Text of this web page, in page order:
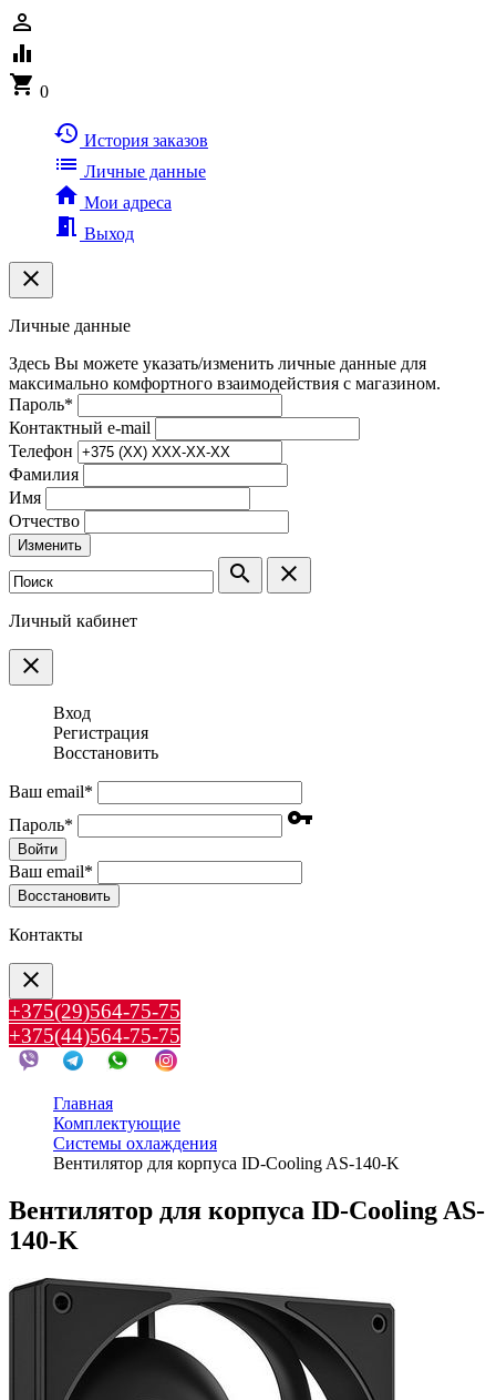
person_outline
equalizer
shopping_cart 0
history История заказов
list Личные данные
home Мои адреса
meeting_room Выход
clear
Личные данные
Здесь Вы можете указать/изменить личные данные для
максимально комфортного взаимодействия с магазином.
Пароль*
Контактный e-mail
Телефон
Фамилия
Имя
Отчество
Изменить
search clear
Личный кабинет
clear
Вход
Регистрация
Восстановить
Ваш email*
Пароль* vpn_key
Войти
Ваш email*
Воcстановить
Контакты
clear
+375(29)564-75-75
+375(44)564-75-75
Главная
Комплектующие
Системы охлаждения
Вентилятор для корпуса ID-Cooling AS-140-K
Вентилятор для корпуса ID-Cooling AS-
140-K